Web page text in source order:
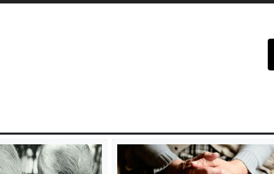
para